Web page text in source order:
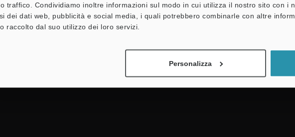
traffico. Condividiamo inoltre informazioni sul modo in cui utilizza il nostro sito con i
dei dati web, pubblicità e social media, i quali potrebbero combinarle con altre
raccolto dal suo utilizzo dei loro servizi.
Personalizza
Sottoscrizione
Sottoscrizione